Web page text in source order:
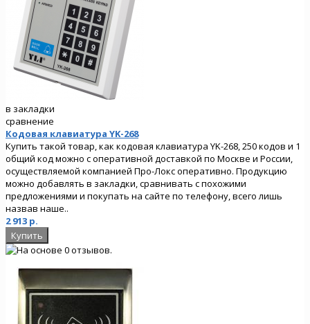
в закладки
сравнение
Кодовая клавиатура YK-268
Купить такой товар, как кодовая клавиатура YK-268, 250 кодов и 1
общий код можно с оперативной доставкой по Москве и России,
осуществляемой компанией Про-Локс оперативно. Продукцию
можно добавлять в закладки, сравнивать с похожими
предложениями и покупать на сайте по телефону, всего лишь
назвав наше..
2 913 р.